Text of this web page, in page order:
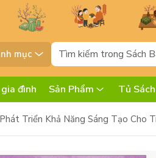
mục
đình Sản Phẩm Tủ
Phát Triển Khả Năng Sáng Tạo Cho